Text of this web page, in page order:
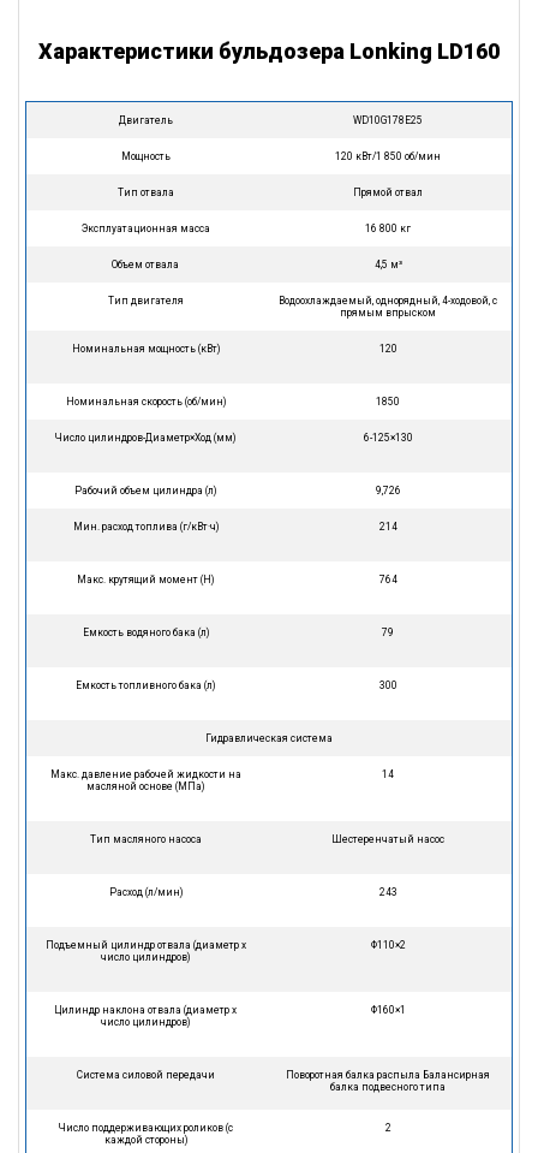
Характеристики бульдозера Lonking LD160
Двигатель WD10G178E25
Мощность 120 кВт/1 850 об/мин
Тип отвала Прямой отвал
Эксплуатационная масса 16 800 кг
Объем отвала 4,5 м³
Тип двигателя
Водоохлаждаемый, однорядный, 4-ходовой, с
прямым впрыском
Номинальная мощность (кВт) 120
Номинальная скорость (об/мин) 1850
Число цилиндров-Диаметр×Ход (мм) 6-125×130
Рабочий объем цилиндра (л) 9,726
Мин. расход топлива (г/кВт·ч) 214
Макс. крутящий момент (Н) 764
Емкость водяного бака (л) 79
Емкость топливного бака (л) 300
Гидравлическая система
Макс. давление рабочей жидкости на
масляной основе (МПа)
14
Тип масляного насоса Шестеренчатый насос
Расход (л/мин) 243
Подъемный цилиндр отвала (диаметр х
число цилиндров)
Φ110×2
Цилиндр наклона отвала (диаметр х
число цилиндров)
Φ160×1
Система силовой передачи
Поворотная балка распыла Балансирная
балка подвесного типа
Число поддерживающих роликов (с
каждой стороны)
2